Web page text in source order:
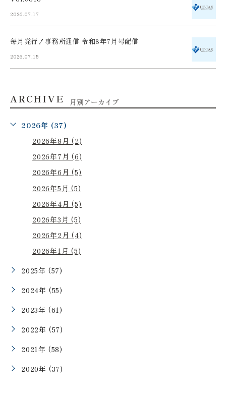
2026.07.17
毎月発行！事務所通信 令和8年7月号配信
2026.07.15
ARCHIVE 月別アーカイブ
2026年 (37)
2026年8月 (2)
2026年7月 (6)
2026年6月 (5)
2026年5月 (5)
2026年4月 (5)
2026年3月 (5)
2026年2月 (4)
2026年1月 (5)
2025年 (57)
2024年 (55)
2023年 (61)
2022年 (57)
2021年 (58)
2020年 (37)